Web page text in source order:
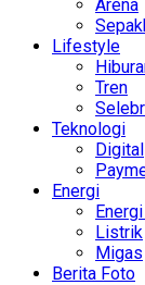
Arena
Lifestyle
Tren
Teknologi
Digital
Energi
Listrik
Migas
Berita Foto